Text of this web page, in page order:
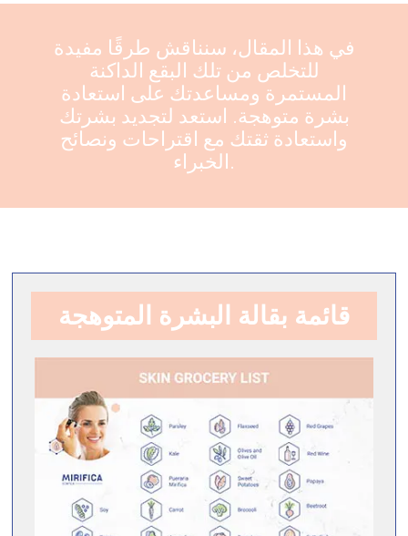
في هذا المقال، سنناقش طرقًا مفيدة
للتخلص من تلك البقع الداكنة
المستمرة ومساعدتك على استعادة
بشرة متوهجة. استعد لتجديد بشرتك
واستعادة ثقتك مع اقتراحات ونصائح
الخبراء.
قائمة بقالة البشرة المتوهجة